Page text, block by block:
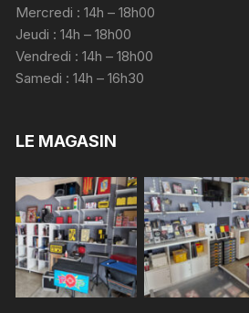
Mercredi : 14h – 18h00
Jeudi : 14h – 18h00
Vendredi : 14h – 18h00
Samedi : 14h – 16h30
LE MAGASIN